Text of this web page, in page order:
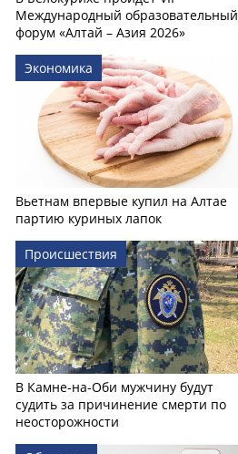
Международный образовательный
форум «Алтай – Азия 2026»
Экономика
Вьетнам впервые купил на Алтае
партию куриных лапок
Происшествия
В Камне-на-Оби мужчину будут
судить за причинение смерти по
неосторожности